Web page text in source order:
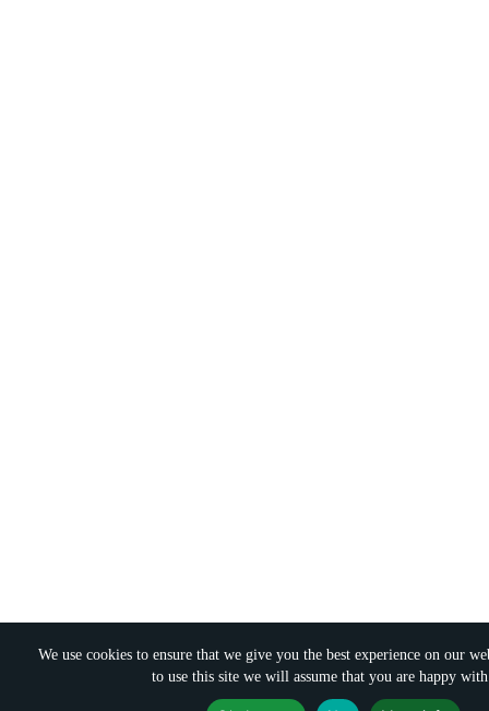
We use cookies to ensure that we give you the best experience on our
to use this site we will assume that you are happy